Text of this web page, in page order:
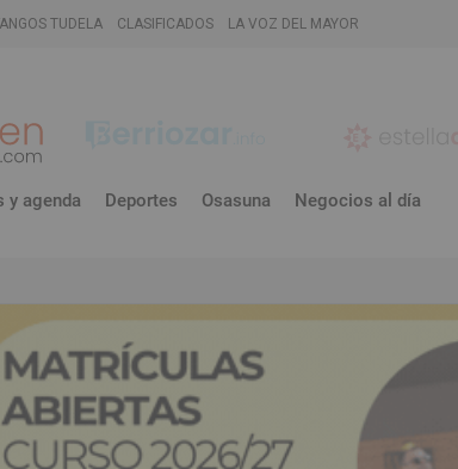
TUDELA CLASIFICADOS LA VOZ DEL MAYOR
y agenda Deportes Osasuna Negocios al día